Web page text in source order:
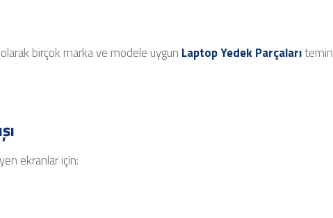
birçok marka ve modele uygun Laptop Yedek Parçalarıtemin
ekranlar için: